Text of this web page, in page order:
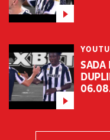
SADA